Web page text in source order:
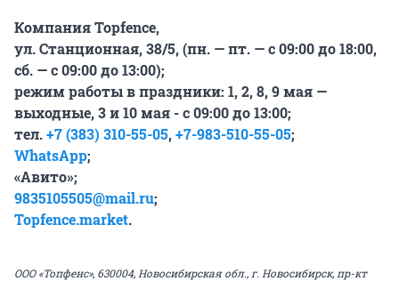
Компания Topfence,
ул. Станционная, 38/5, (пн. — пт. — с 09:00 до 18:00,
сб. — с 09:00 до 13:00);
режим работы в праздники: 1, 2, 8, 9 мая —
выходные, 3 и 10 мая -с 09:00 до 13:00;
тел.+7 (383) 310-55-05,+7-983-510-55-05;
WhatsApp;
«Авито»;
9835105505@mail.ru;
Topfence.market.
ООО «Топфенс», 630004, Новосибирская обл., г. Новосибирск, пр-кт